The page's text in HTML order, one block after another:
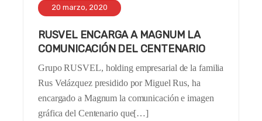
20 marzo, 2020
RUSVEL ENCARGA A MAGNUM LA
COMUNICACIÓN DEL CENTENARIO
Grupo RUSVEL, holding empresarial de la familia
Rus Velázquez presidido por Miguel Rus, ha
encargado a Magnum la comunicación e imagen
gráfica del Centenario que[…]